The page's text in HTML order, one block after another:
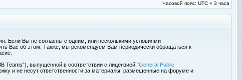
Часовой пояс: UTC + 3 часа
Если Вы не согласны с одним, или несколькими условиями -
Вас об этом. Также, мы рекомендуем Вам периодически обращаться к
Teams”), выпущенной в соответствии с лицензией “General Public
и не несут ответственности за материалы, размещенные на форуме и